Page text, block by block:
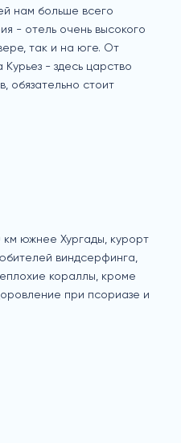
нам больше всего
- отель очень высокого
так и на юге. От
Курьез - здесь царство
обязательно стоит
южнее Хургады, курорт
виндсерфинга,
кораллы, кроме
при псориазе и